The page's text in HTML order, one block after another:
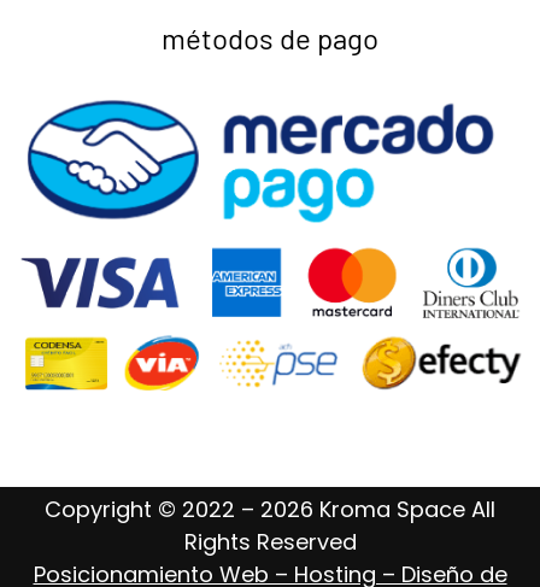
métodos de pago
Copyright © 2022 – 2026 Kroma Space All
Rights Reserved
Posicionamiento Web – Hosting – Diseño de